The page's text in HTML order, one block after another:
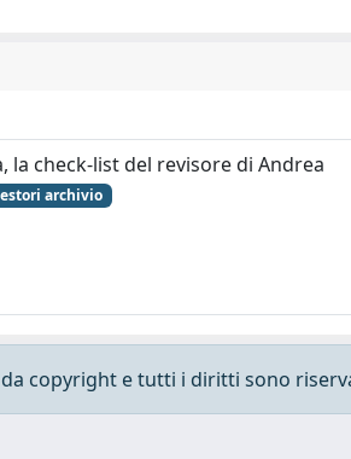
la check-list del revisore di Andrea
archivio
copyright e tutti i diritti sono